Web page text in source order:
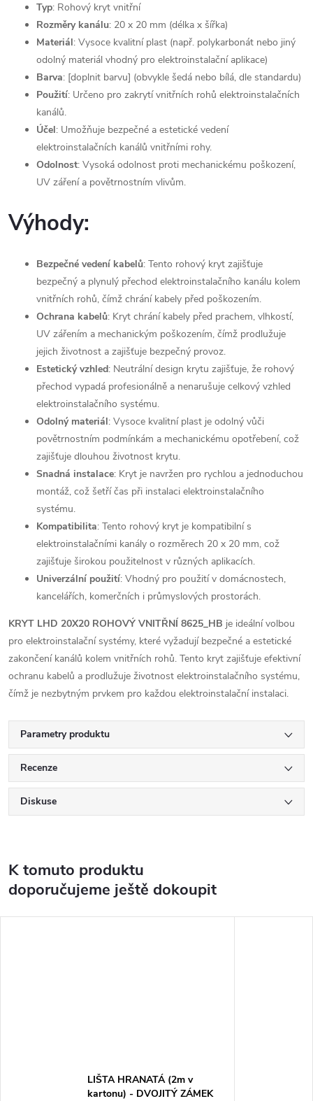
Typ: Rohový kryt vnitřní
Rozměry kanálu: 20 x 20 mm (délka x šířka)
Materiál: Vysoce kvalitní plast (např. polykarbonát nebo jiný
odolný materiál vhodný pro elektroinstalační aplikace)
Barva: [doplnit barvu] (obvykle šedá nebo bílá, dle standardu)
Použití: Určeno pro zakrytí vnitřních rohů elektroinstalačních
kanálů.
Účel: Umožňuje bezpečné a estetické vedení
elektroinstalačních kanálů vnitřními rohy.
Odolnost: Vysoká odolnost proti mechanickému poškození,
UV záření a povětrnostním vlivům.
Výhody:
Bezpečné vedení kabelů: Tento rohový kryt zajišťuje
bezpečný a plynulý přechod elektroinstalačního kanálu kolem
vnitřních rohů, čímž chrání kabely před poškozením.
Ochrana kabelů: Kryt chrání kabely před prachem, vlhkostí,
UV zářením a mechanickým poškozením, čímž prodlužuje
jejich životnost a zajišťuje bezpečný provoz.
Estetický vzhled: Neutrální design krytu zajišťuje, že rohový
přechod vypadá profesionálně a nenarušuje celkový vzhled
elektroinstalačního systému.
Odolný materiál: Vysoce kvalitní plast je odolný vůči
povětrnostním podmínkám a mechanickému opotřebení, což
zajišťuje dlouhou životnost krytu.
Snadná instalace: Kryt je navržen pro rychlou a jednoduchou
montáž, což šetří čas při instalaci elektroinstalačního
systému.
Kompatibilita: Tento rohový kryt je kompatibilní s
elektroinstalačními kanály o rozměrech 20 x 20 mm, což
zajišťuje širokou použitelnost v různých aplikacích.
Univerzální použití: Vhodný pro použití v domácnostech,
kancelářích, komerčních i průmyslových prostorách.
KRYT LHD 20X20 ROHOVÝ VNITŘNÍ 8625_HB je ideální volbou
pro elektroinstalační systémy, které vyžadují bezpečné a estetické
zakončení kanálů kolem vnitřních rohů. Tento kryt zajišťuje efektivní
ochranu kabelů a prodlužuje životnost elektroinstalačního systému,
čímž je nezbytným prvkem pro každou elektroinstalační instalaci.
Parametry produktu
Recenze
Diskuse
K tomuto produktu
doporučujeme ještě dokoupit
LIŠTA HRANATÁ (2m v
kartonu) - DVOJITÝ ZÁMEK